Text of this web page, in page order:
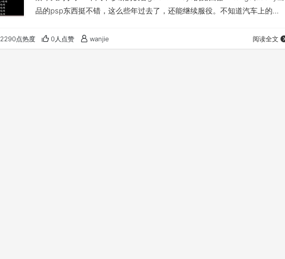
品的psp东西挺不错，这么些年过去了，还能继续服役。不知道汽车上的
mini、联想路由y1s，当然都没抢到，然后发现tomato比较热门的2个mod版
Tomato Dual和Tomato Sh…
2290点热度 0人点赞 wanjie 阅读全文